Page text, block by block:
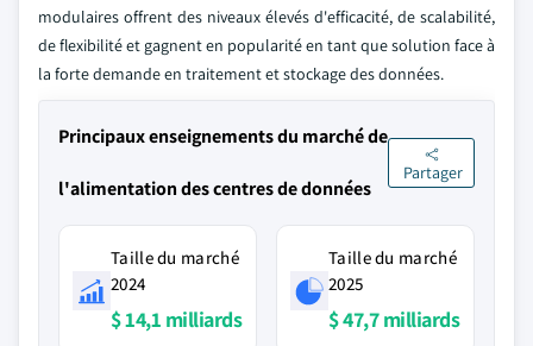
modulaires offrent des niveaux élevés d'efficacité, de scalabilité,
de flexibilité et gagnent en popularité en tant que solution face à
la forte demande en traitement et stockage des données.
Principaux enseignements du marché de
l'alimentation des centres de données
Partager
Taille du marché
2024
$ 14,1 milliards
Taille du marché
2025
$ 47,7 milliards